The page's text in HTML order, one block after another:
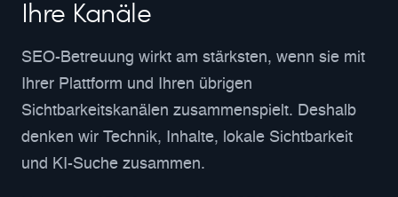
Ihre Kanäle
SEO-Betreuung wirkt am stärksten, wenn sie mit
Ihrer Plattform und Ihren übrigen
Sichtbarkeitskanälen zusammenspielt. Deshalb
denken wir Technik, Inhalte, lokale Sichtbarkeit
und KI-Suche zusammen.